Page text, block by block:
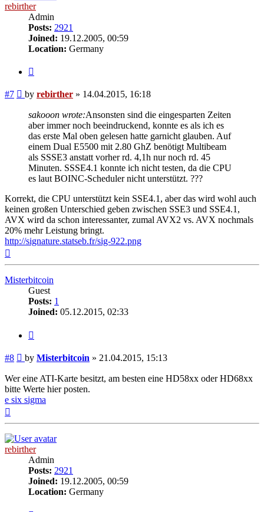
rebirther
Admin
Posts: 2921
Joined: 19.12.2005, 00:59
Location: Germany
#7 Post
by rebirther » 14.04.2015, 16:18
sakooon wrote:Ansonsten sind die eingesparten Zeiten
aber immer noch beeindruckend, konnte es als ich es
das erste Mal oben gelesen hatte garnicht glauben. Auf
einem Dual E5500 mit 2.80 GhZ benötigt Multibeam
als SSSE3 anstatt vorher rd. 4,1h nur noch rd. 45
Minuten. SSSE4.1 konnte ich nicht testen, da die CPU
es laut BOINC-Scheduler nicht unterstützt. ???
Korrekt, die CPU unterstützt kein SSE4.1, aber das wird wohl auch
keinen großen Unterschied geben zwischen SSE3 und SSE4.1,
AVX wird da schon interessanter, zumal AVX2 vs. AVX nochmals
20% mehr Leistung bringt.
http://signature.statseb.fr/sig-922.png
Misterbitcoin
Guest
Posts: 1
Joined: 05.12.2015, 02:33
#8 Post
by Misterbitcoin » 21.04.2015, 15:13
Wer eine ATI-Karte besitzt, am besten eine HD58xx oder HD68xx
bitte Werte hier posten.
e six sigma
rebirther
Admin
Posts: 2921
Joined: 19.12.2005, 00:59
Location: Germany